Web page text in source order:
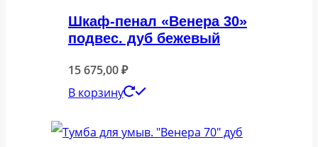
Шкаф-пенал «Венера 30»
подвес. дуб бежевый
15 675,00₽
В корзину